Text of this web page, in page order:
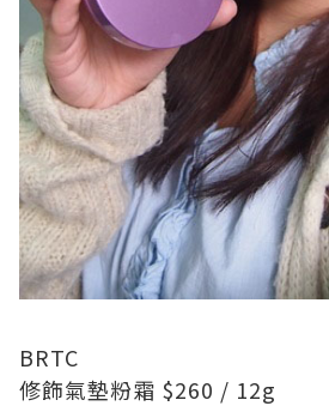
BRTC
修飾氣墊粉霜 $260 / 12g